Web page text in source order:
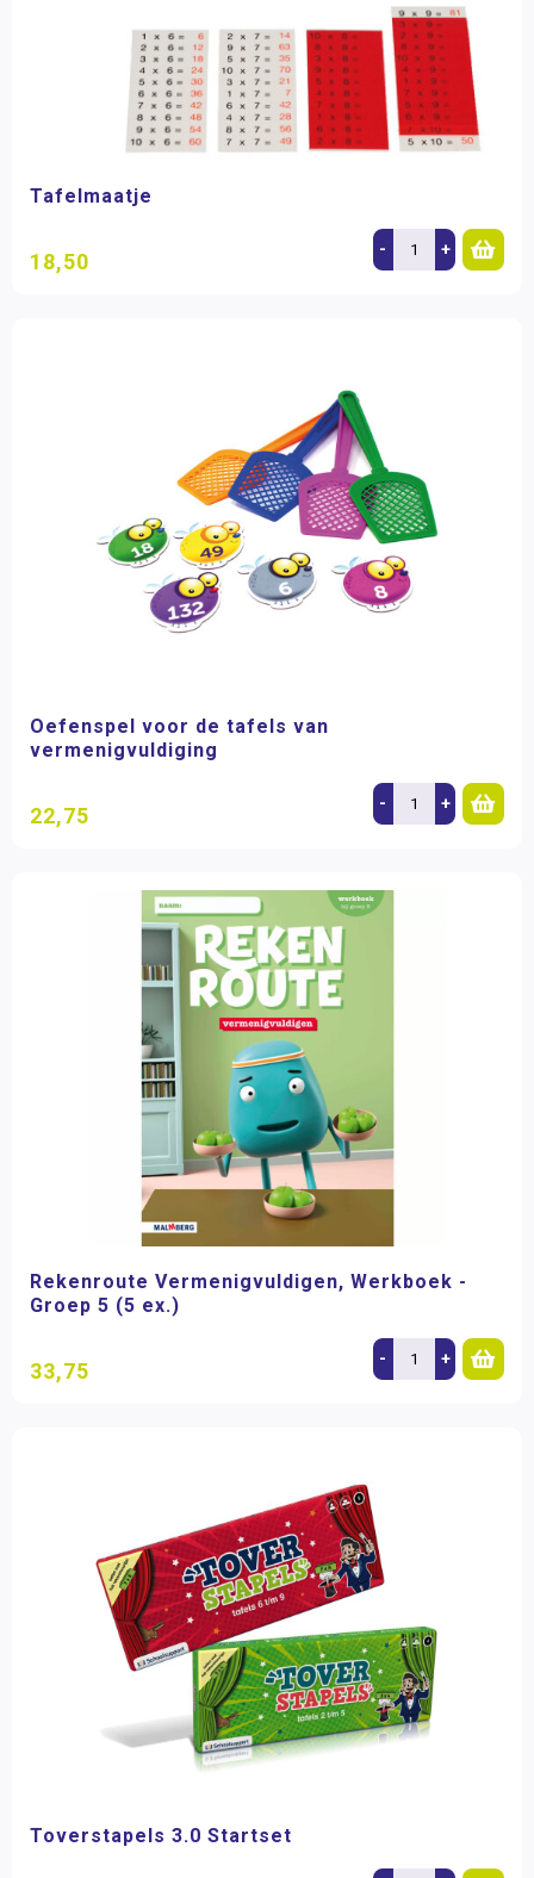
Tafelmaatje
18,50 - +
Oefenspel voor de tafels van
vermenigvuldiging
22,75 - +
Rekenroute Vermenigvuldigen, Werkboek -
Groep 5 (5 ex.)
33,75 - +
Toverstapels 3.0 Startset